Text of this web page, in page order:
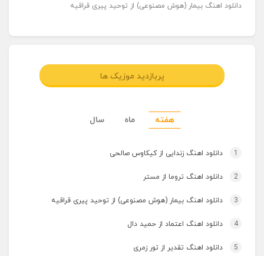
دانلود اهنگ بیمار (هوش مصنوعی) از توحید پیری قراقیه
پربازدید موزیک ها
هفته ماه سال
1 دانلود اهنگ زندایی از کیکاوس صالحی
2 دانلود اهنگ تروما از مستر
3 دانلود اهنگ بیمار (هوش مصنوعی) از توحید پیری قراقیه
4 دانلود اهنگ اعتماد از حمید دال
5 دانلود اهنگ تقدیر از تور زمری